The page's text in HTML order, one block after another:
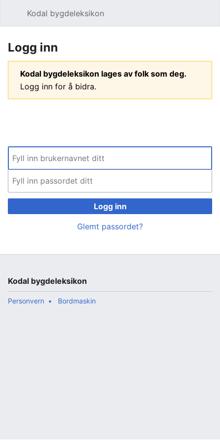
Kodal bygdeleksikon
Logg inn
Kodal bygdeleksikon lages av folk som deg.
Logg inn for å bidra.
Logg inn
Glemt passordet?
Kodal bygdeleksikon
Personvern Bordmaskin